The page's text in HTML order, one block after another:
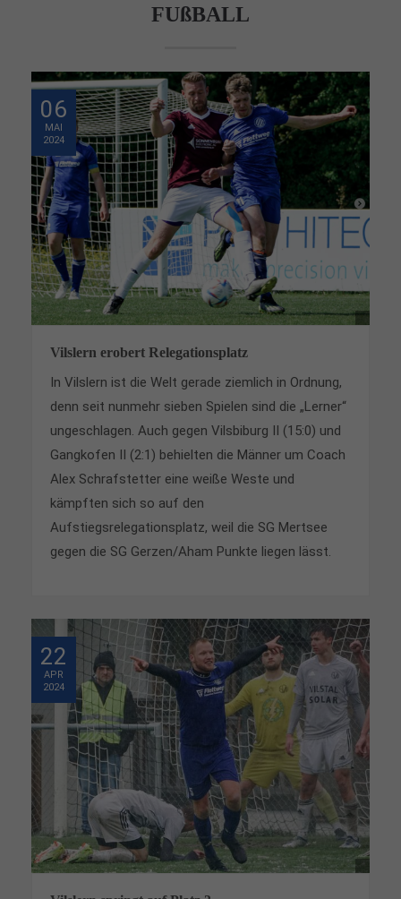
FUßBALL
06
MAI
2024
Vilslern erobert Relegationsplatz
In Vilslern ist die Welt gerade ziemlich in Ordnung,
denn seit nunmehr sieben Spielen sind die „Lerner“
ungeschlagen. Auch gegen Vilsbiburg II (15:0) und
Gangkofen II (2:1) behielten die Männer um Coach
Alex Schrafstetter eine weiße Weste und
kämpften sich so auf den
Aufstiegsrelegationsplatz, weil die SG Mertsee
gegen die SG Gerzen/Aham Punkte liegen lässt.
22
APR
2024